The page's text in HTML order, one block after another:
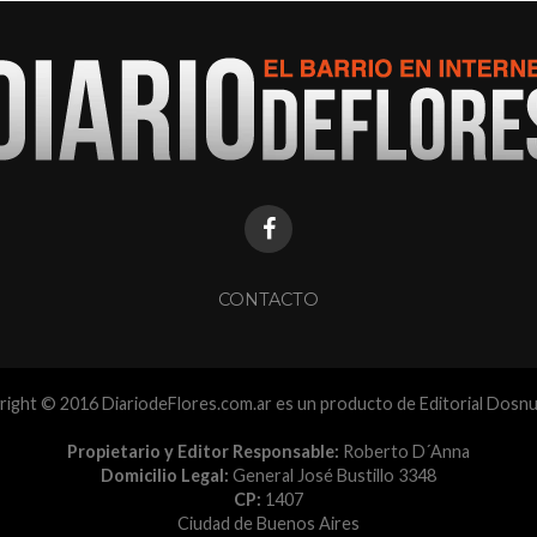
CONTACTO
© 2016 DiariodeFlores.com.ar es un producto de Editorial
Propietario y Editor Responsable: Roberto D´Anna
Domicilio Legal: General José Bustillo 3348
CP: 1407
Ciudad de Buenos Aires